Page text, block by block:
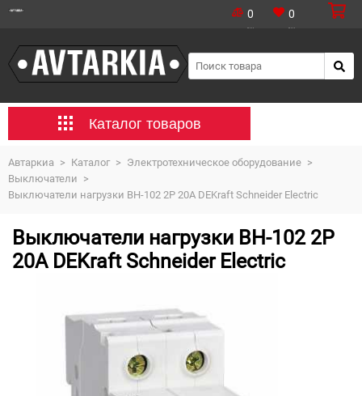
0 0
Каталог товаров
Автаркиа > Каталог > Электротехническое оборудование >
Выключатели >
Выключатели нагрузки ВН-102 2Р 20А DEKraft Schneider Electric
Выключатели нагрузки ВН-102 2Р
20А DEKraft Schneider Electric